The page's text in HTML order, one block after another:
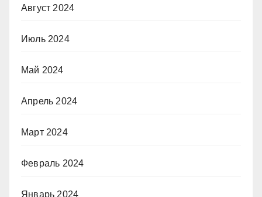
Август 2024
Июль 2024
Май 2024
Апрель 2024
Март 2024
Февраль 2024
Январь 2024